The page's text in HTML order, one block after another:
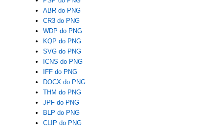
ABR do PNG
CR3 do PNG
WDP do PNG
KQP do PNG
SVG do PNG
ICNS do PNG
IFF do PNG
DOCX do PNG
THM do PNG
JPF do PNG
BLP do PNG
CLIP do PNG